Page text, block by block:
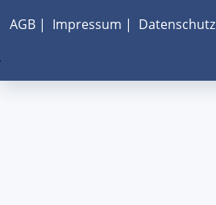
AGB | Impressum | Datenschutz